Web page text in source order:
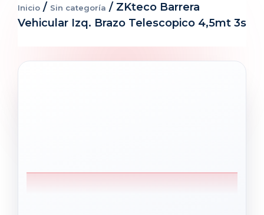
Inicio / Sin categoría / ZKteco Barrera
Vehicular Izq. Brazo Telescopico 4,5mt 3s